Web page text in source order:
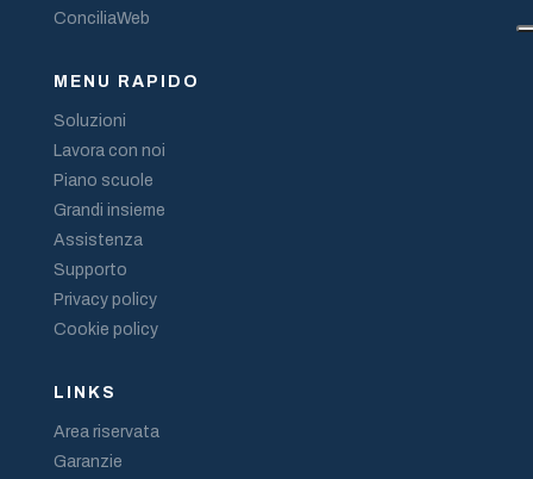
ConciliaWeb
MENU RAPIDO
Soluzioni
Lavora con noi
Piano scuole
Grandi insieme
Assistenza
Supporto
Privacy policy
Cookie policy
LINKS
Area riservata
Garanzie